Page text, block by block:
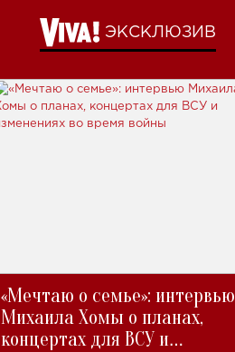
ЭКСКЛЮЗИВ
«Мечтаю о семье»: интервью
Михаила Хомы о планах,
концертах для ВСУ и